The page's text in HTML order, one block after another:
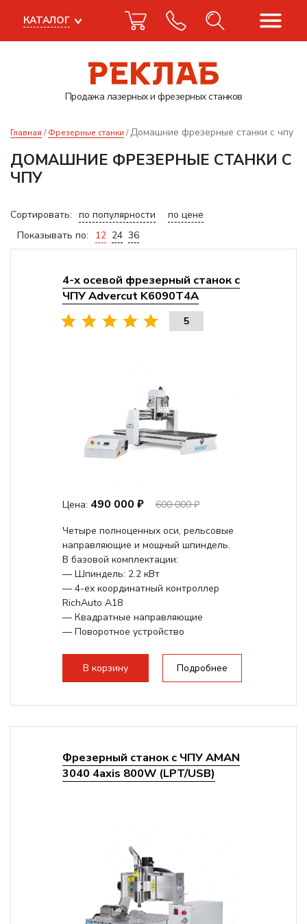
Продажа лазерныхи фрезерных станков
КАТАЛОГ
Главная Фрезерные станки Домашние фрезерные станки с чпу
ДОМАШНИЕ ФРЕЗЕРНЫЕ СТАНКИ С
ЧПУ
Сортировать: по популярности
по цене
Показывать по:
12 24 36
4-х осевой фрезерный станок с
ЧПУ Advercut K6090T4A
5
Цена: 490 000 ₽
600 000 ₽
Четыре полноценных оси, рельсовые
направляющие и мощный шпиндель.
В базовой комплектации:
— Шпиндель: 2.2 кВт
— 4-ех координатный контроллер
RichAuto A18
— Квадратные направляющие
— Поворотное устройство
В корзину Подробнее
Фрезерный станок с ЧПУ AMAN
3040 4axis 800W (LPT/USB)